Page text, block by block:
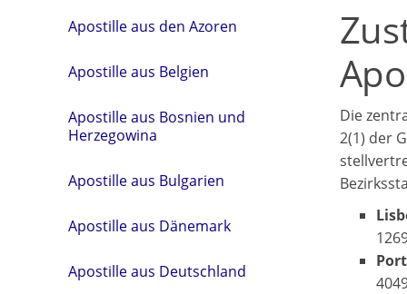
Apostille aus den Azoren
Apostille aus Belgien
Apostille aus Bosnien und
Herzegowina
Apostille aus Bulgarien
Apostille aus Dänemark
Apostille aus Deutschland
Die
2(1) der